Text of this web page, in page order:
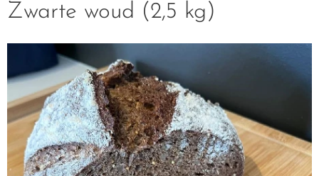
Zwarte woud (2,5 kg)